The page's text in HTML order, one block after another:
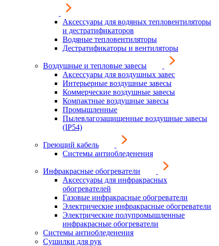
Аксессуары для водяных тепловентиляторы
и дестратификаторов
Водяные тепловентиляторы
Дестратификаторы и вентиляторы
Воздушные и тепловые завесы
Аксессуары для воздушных завес
Интерьерные воздушные завесы
Коммерческие воздушные завесы
Компактные воздушные завесы
Промышленные
Пылевлагозащищенные воздушные завесы
(IP54)
Греющий кабель
Системы антиобледенения
Инфракрасные обогреватели
Аксессуары для инфракрасных
обогревателей
Газовые инфракрасные обогреватели
Электрические инфракрасные обогреватели
Электрические полупромышленные
инфракрасные обогреватели
Системы антиобледенения
Сушилки для рук